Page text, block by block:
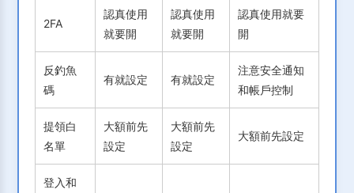
2FA
認真使用
就要開
認真使用
就要開
認真使用就要
開
反釣魚
碼
有就設定 有就設定
注意安全通知
和帳戶控制
提領白
名單
大額前先
設定
大額前先
設定
大額前先設定
登入和